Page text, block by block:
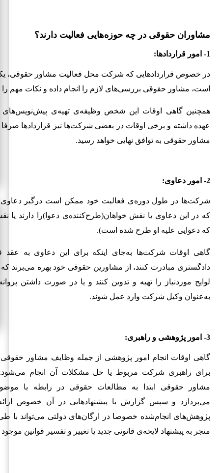
مشاوران حقوقی در چه حوزه‌هایی فعالیت دارند؟
1- امور قراردادها:
در خصوص قراردادهایی که شرکت محل فعالیت مشاور حقوقی،
است، مشاور حقوقی بررسی‌های لازم را انجام داده و نکات مهم را
همچنین گاهی اوقات این شخص وظیفه‌ی تهیه‌ی پیش‌نویس‌های
عهده داشته و برخی اوقات در بعضی شرکت‌ها نیز قراردادها صرفا
مشاور حقوقی به توافق نهایی خواهد رسید.
2- امور دعاوی:
شرکت‌ها در طول دوره‌ی فعالیت خود ممکن است درگیر دعاوی
که در این دعاوی یا نقش خواهان(طرح‌کننده‌ی دعوا)را دارند یا
که دعوایی علیه او طرح شده است).
گاهی اوقات شرکت‌ها به‌جای اینکه برای این دعاوی به عقد
دادگستری مبادرت کنند، از مشاورین حقوقی خود بهره می‌برند که
لوایح موردنیاز را تهیه و تدوین کنند و یا در صورت داشتن
به‌عنوان وکیل شرکت وارد عمل شوند.
3- امور پژوهشی و راهبری:
گاهی اوقات انجام امور پژوهشی از جمله وظایف مشاور
برای راهبری شرکت مربوط یا حل مشکلات آن انجام می‌شود.
مشاور حقوقی ابتدا به مطالعات حقوقی در رابطه با
می‌پردازد و سپس گزارش یا پیشنهادهایی در آن خصوص
پژوهش‌های انجام‌شده خصوصا در ارگان‌های دولتی می‌تواند با
منجر به پیشنهاد لایحه‌‌ی قانونی جدید یا تغییر و تفسیر قوانین